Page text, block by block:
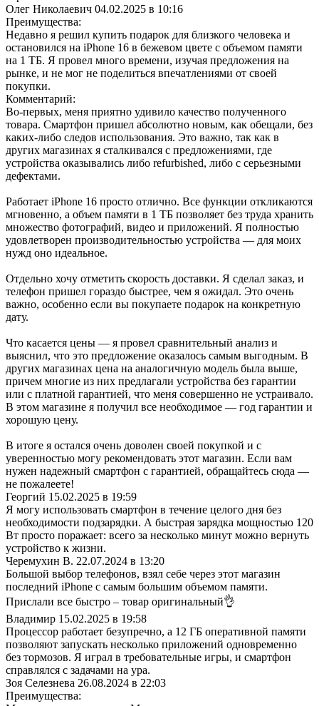
Олег Николаевич 04.02.2025 в 10:16
Преимущества:
Недавно я решил купить подарок для близкого человека и
остановился на iPhone 16 в бежевом цвете с объемом памяти
на 1 ТБ. Я провел много времени, изучая предложения на
рынке, и не мог не поделиться впечатлениями от своей
покупки.
Комментарий:
Во-первых, меня приятно удивило качество полученного
товара. Смартфон пришел абсолютно новым, как обещали, без
каких-либо следов использования. Это важно, так как в
других магазинах я сталкивался с предложениями, где
устройства оказывались либо refurbished, либо с серьезными
дефектами.
Работает iPhone 16 просто отлично. Все функции откликаются
мгновенно, а объем памяти в 1 ТБ позволяет без труда хранить
множество фотографий, видео и приложений. Я полностью
удовлетворен производительностью устройства — для моих
нужд оно идеальное.
Отдельно хочу отметить скорость доставки. Я сделал заказ, и
телефон пришел гораздо быстрее, чем я ожидал. Это очень
важно, особенно если вы покупаете подарок на конкретную
дату.
Что касается цены — я провел сравнительный анализ и
выяснил, что это предложение оказалось самым выгодным. В
других магазинах цена на аналогичную модель была выше,
причем многие из них предлагали устройства без гарантии
или с платной гарантией, что меня совершенно не устраивало.
В этом магазине я получил все необходимое — год гарантии и
хорошую цену.
В итоге я остался очень доволен своей покупкой и с
уверенностью могу рекомендовать этот магазин. Если вам
нужен надежный смартфон с гарантией, обращайтесь сюда —
не пожалеете!
Георгий 15.02.2025 в 19:59
Я могу использовать смартфон в течение целого дня без
необходимости подзарядки. А быстрая зарядка мощностью 120
Вт просто поражает: всего за несколько минут можно вернуть
устройство к жизни.
Черемухин В. 22.07.2024 в 13:20
Большой выбор телефонов, взял себе через этот магазин
последний iPhone с самым большим объемом памяти.
Прислали все быстро – товар оригинальный👌
Владимир 15.02.2025 в 19:58
Процессор работает безупречно, а 12 ГБ оперативной памяти
позволяют запускать несколько приложений одновременно
без тормозов. Я играл в требовательные игры, и смартфон
справлялся с задачами на ура.
Зоя Селезнева 26.08.2024 в 22:03
Преимущества: